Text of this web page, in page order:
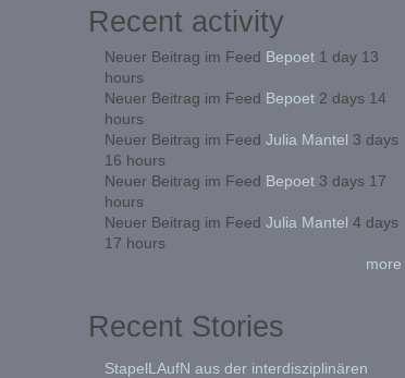
Recent activity
Neuer Beitrag im Feed Bepoet1 day 13
hours
Neuer Beitrag im Feed Bepoet2 days 14
hours
Neuer Beitrag im Feed Julia Mantel 3 days
16 hours
Neuer Beitrag im Feed Bepoet3 days 17
hours
Neuer Beitrag im Feed Julia Mantel 4 days
17 hours
more
Recent Stories
StapelLAufN aus der interdisziplinären